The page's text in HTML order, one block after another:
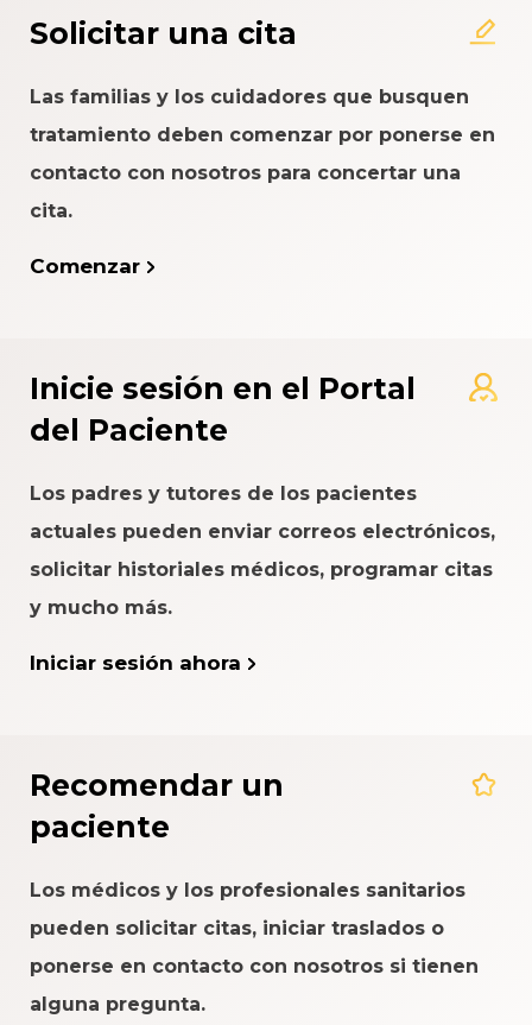
del Paciente
Solicitar una cita
Las familias y los cuidadores que busquen
tratamiento deben comenzar por ponerse en
contacto con nosotros para concertar una
cita.
Comenzar
Inicie sesión en el Portal
del Paciente
Los padres y tutores de los pacientes
actuales pueden enviar correos electrónicos,
solicitar historiales médicos, programar citas
y mucho más.
Iniciar sesión ahora
Recomendar un
paciente
Los médicos y los profesionales sanitarios
pueden solicitar citas, iniciar traslados o
ponerse en contacto con nosotros si tienen
alguna pregunta.